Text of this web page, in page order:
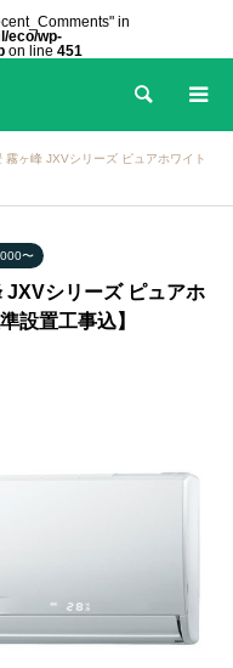
in
eco/wp-
on line 451
検索
霧ヶ峰 JXVシリーズ ピュアホワイト
〜
JXVシリーズ ピュアホ
設置工事込】